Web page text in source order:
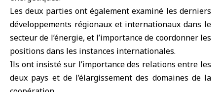
développements régionaux et internationaux dans le
secteur de l’énergie, et l’importance de coordonner les
positions dans les instances internationales.
Ils ont insisté sur l’importance des relations entre les
deux pays et de l’élargissement des domaines de la